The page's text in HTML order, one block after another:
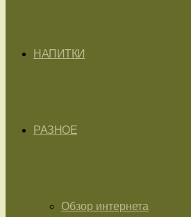
НАПИТКИ
РАЗНОЕ
Обзор интернета